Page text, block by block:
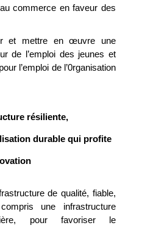
commerce en faveur des
et mettre en œuvre une
de l’emploi des jeunes et
l’emploi de l’0rganisation
résiliente,
durable qui profite
de qualité, fiable,
une infrastructure
pour favoriser le